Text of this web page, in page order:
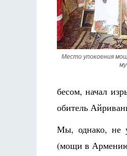
Место упокоения
бесом, начал
обитель
Мы, однако, не
(мощи в